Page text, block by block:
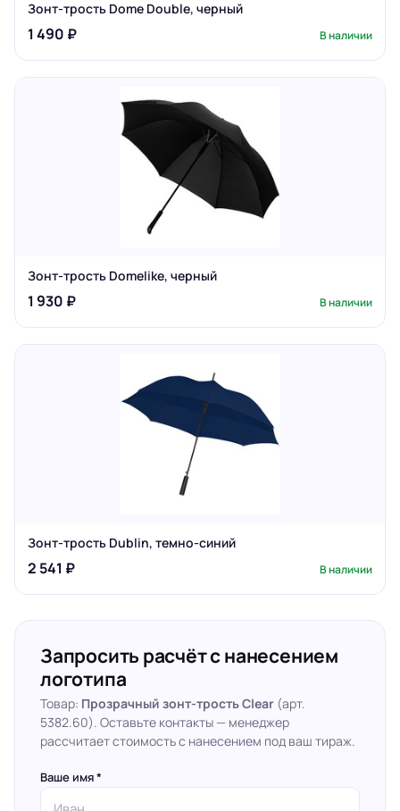
Зонт-трость Dome Double, черный
1 490 ₽ В наличии
Зонт-трость Domelike, черный
1 930 ₽ В наличии
Зонт-трость Dublin, темно-синий
2 541 ₽ В наличии
Запросить расчёт с нанесением
логотипа
Товар: Прозрачный зонт-трость Clear (арт.
5382.60). Оставьте контакты — менеджер
рассчитает стоимость с нанесением под ваш тираж.
Ваше имя *